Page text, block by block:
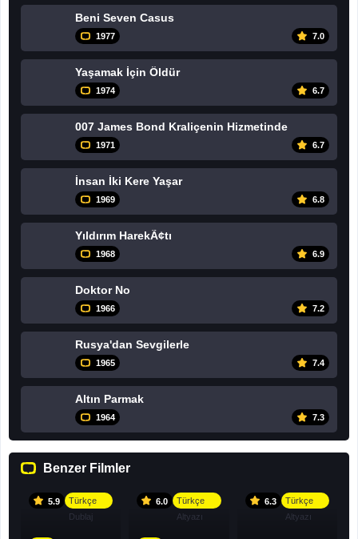
Beni Seven Casus
1977 7.0
Yaşamak İçin Öldür
1974 6.7
007 James Bond Kraliçenin Hizmetinde
1971 6.7
İnsan İki Kere Yaşar
1969 6.8
Yıldırım HarekÃ¢tı
1968 6.9
Doktor No
1966 7.2
Rusya'dan Sevgilerle
1965 7.4
Altın Parmak
1964 7.3
Benzer Filmler
5.9
Türkçe
Dublaj
6.0
Türkçe
Altyazı
6.3
Türkçe
Altyazı